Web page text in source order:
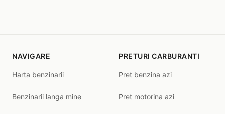
NAVIGARE
Harta benzinarii
Benzinarii langa mine
PRETURI CARBURANTI
Pret benzina azi
Pret motorina azi